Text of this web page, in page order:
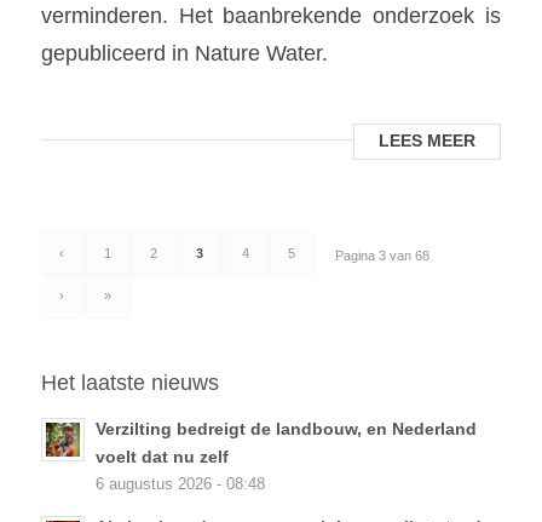
verminderen. Het baanbrekende onderzoek is
gepubliceerd in Nature Water.
LEES MEER
Pagina 3 van 68
‹ 1 2 3 4 5
› »
Het laatste nieuws
Verzilting bedreigt de landbouw, en Nederland
voelt dat nu zelf
6 augustus 2026 - 08:48